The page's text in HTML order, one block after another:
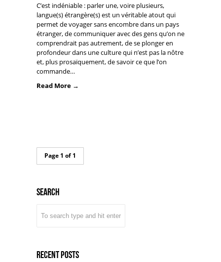
C’est indéniable : parler une, voire plusieurs,
langue(s) étrangère(s) est un véritable atout qui
permet de voyager sans encombre dans un pays
étranger, de communiquer avec des gens qu’on ne
comprendrait pas autrement, de se plonger en
profondeur dans une culture qui n’est pas la nôtre
et, plus prosaïquement, de savoir ce que l’on
commande…
Read More →
Page 1 of 1
Search
Recent Posts